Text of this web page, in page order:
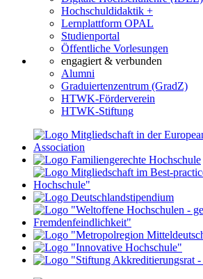
Hochschuldidaktik +
Lernplattform OPAL
Studienportal
Öffentliche Vorlesungen
engagiert & verbunden
Alumni
Graduiertenzentrum (GradZ)
HTWK-Förderverein
HTWK-Stiftung